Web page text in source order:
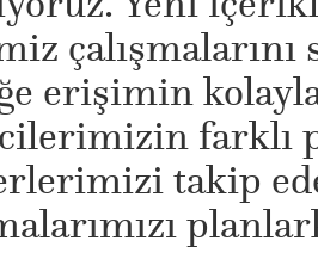
çalışmalarını
erişimin
farklı
takip